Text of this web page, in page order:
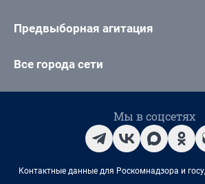
Предвыборная агитация
Все города сети
Мы в соцсетях
Контактные данные для Роскомнадзора и